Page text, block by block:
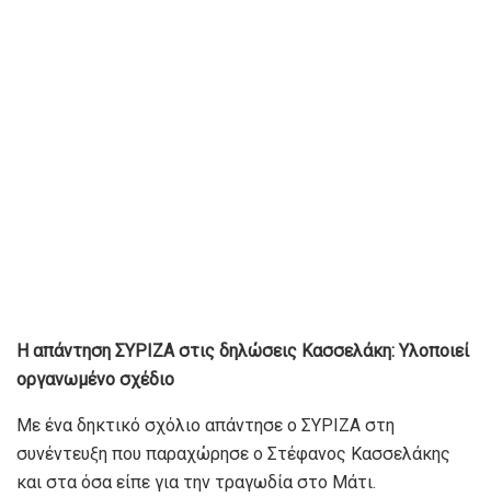
Η απάντηση ΣΥΡΙΖΑ στις δηλώσεις Κασσελάκη: Υλοποιεί
οργανωμένο σχέδιο
Με ένα δηκτικό σχόλιο απάντησε ο ΣΥΡΙΖΑ στη
συνέντευξη που παραχώρησε ο Στέφανος Κασσελάκης
και στα όσα είπε για την τραγωδία στο Μάτι.